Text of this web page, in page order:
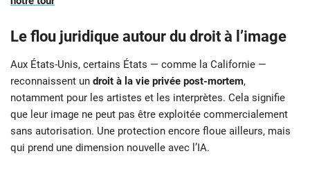
Le flou juridique autour du droit à l’image
Aux États-Unis, certains États — comme la Californie —
reconnaissent un droit à la vie privée post-mortem,
notamment pour les artistes et les interprètes. Cela signifie
que leur image ne peut pas être exploitée commercialement
sans autorisation. Une protection encore floue ailleurs, mais
qui prend une dimension nouvelle avec l’IA.